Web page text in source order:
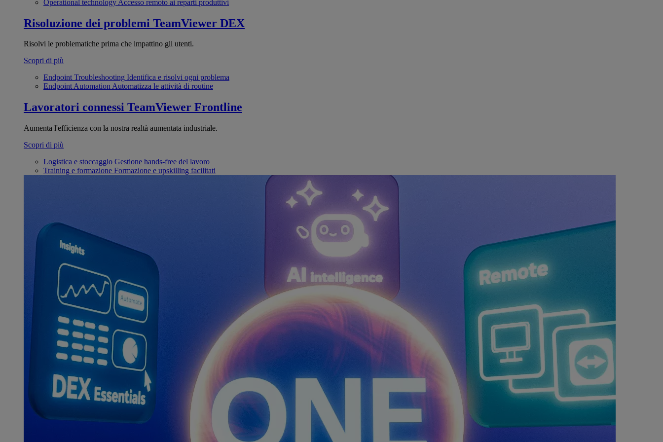
Operational technology Accesso remoto ai reparti produttivi
Risoluzione dei problemi TeamViewer DEX
Risolvi le problematiche prima che impattino gli utenti.
Scopri di più
Endpoint Troubleshooting Identifica e risolvi ogni problema
Endpoint AutomationAutomatizza le attività di routine
Lavoratori connessi TeamViewer Frontline
Aumenta l'efficienza con la nostra realtà aumentata industriale.
Scopri di più
Logistica e stoccaggio Gestione hands-free del lavoro
Training e formazione Formazione e upskilling facilitati